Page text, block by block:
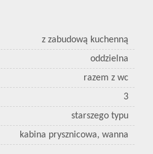
z zabudową kuchenną
oddzielna
razem z wc
3
starszego typu
kabina prysznicowa, wanna